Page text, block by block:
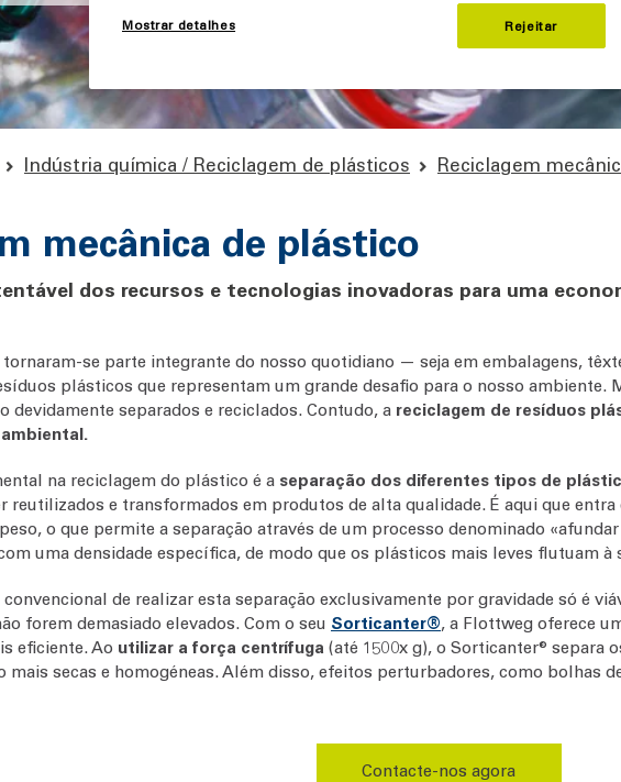
Indústria química / Reciclagem de plásticos Reciclagem
mecânica de plástico
dos recursos e tecnologias inovadoras para uma
se parte integrante do nosso quotidiano — seja em embalagens,
plásticos que representam um grande desafio para o nosso
devidamente separados e reciclados. Contudo, a reciclagem de resíduos
na reciclagem do plástico é a separação dos diferentes tipos de
reutilizados e transformados em produtos de alta qualidade. É aqui que entra
o que permite a separação através de um processo denominado
uma densidade específica, de modo que os plásticos mais leves flutuam
de realizar esta separação exclusivamente por gravidade só é
forem demasiado elevados. Com o seu Sorticanter®, a Flottweg oferece
eficiente. Ao utilizar a força centrífuga (até 1500x g), o Sorticanter® separa
mais secas e homogéneas. Além disso, efeitos perturbadores, como bolhas
Contacte-nos agora
Mostrar detalhes Rejeitar